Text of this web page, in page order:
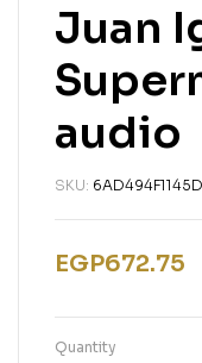
Juan
audio
SKU: 6AD494F1145D
EGP672.75
Quantity